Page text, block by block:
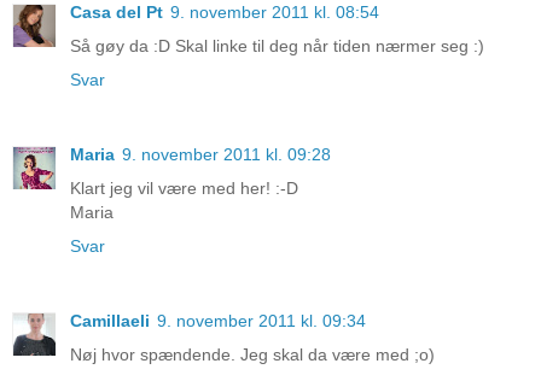
Casa del Pt 9. november 2011 kl. 08:54
Så gøy da :D Skal linke til deg når tiden nærmer seg :)
Svar
Maria 9. november 2011 kl. 09:28
Klart jeg vil være med her! :-D
Maria
Svar
Camillaeli 9. november 2011 kl. 09:34
Nøj hvor spændende. Jeg skal da være med ;o)